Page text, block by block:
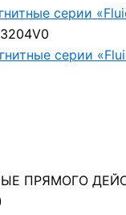
серии
серии
ПРЯМОГО